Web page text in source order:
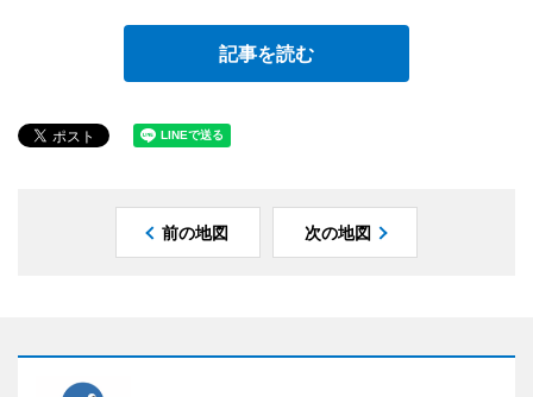
記事を読む
前の地図 次の地図